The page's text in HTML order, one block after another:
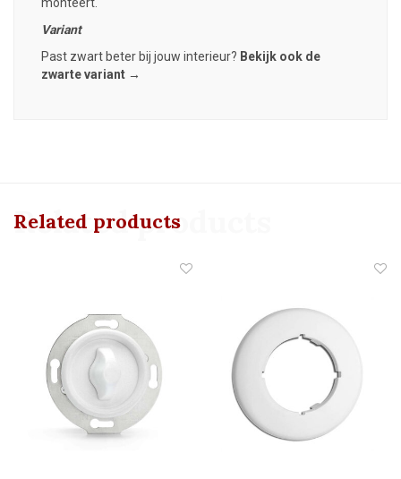
Variant
Past zwart beter bij jouw interieur? Bekijk ook de
zwarte variant →
Related products
Related products